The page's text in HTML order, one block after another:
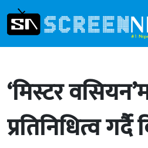
‘मिस्टर
प्रतिनिधित्व